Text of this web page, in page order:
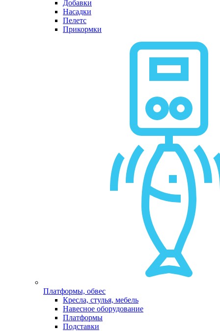
Добавки
Насадки
Пелетс
Прикормки
Платформы, обвес
Кресла, стулья, мебель
Навесное оборудование
Платформы
Подставки